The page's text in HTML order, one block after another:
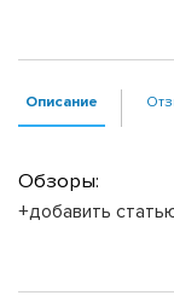
Описание
Обзоры:
+добавить